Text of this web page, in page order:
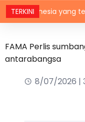
TERKINIyang
FAMA Perlis
antarabangsa
8/07/2026 |